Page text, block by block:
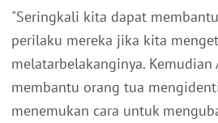
"Seringkali kita dapat
perilaku mereka jika kita
melatarbelakanginya. Kemudian
membantu orang tua
menemukan cara untuk